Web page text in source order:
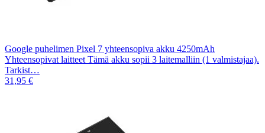
Google puhelimen Pixel 7 yhteensopiva akku 4250mAh
Yhteensopivat laitteet Tämä akku sopii 3 laitemalliin (1 valmistajaa).
Tarkist…
31,95 €